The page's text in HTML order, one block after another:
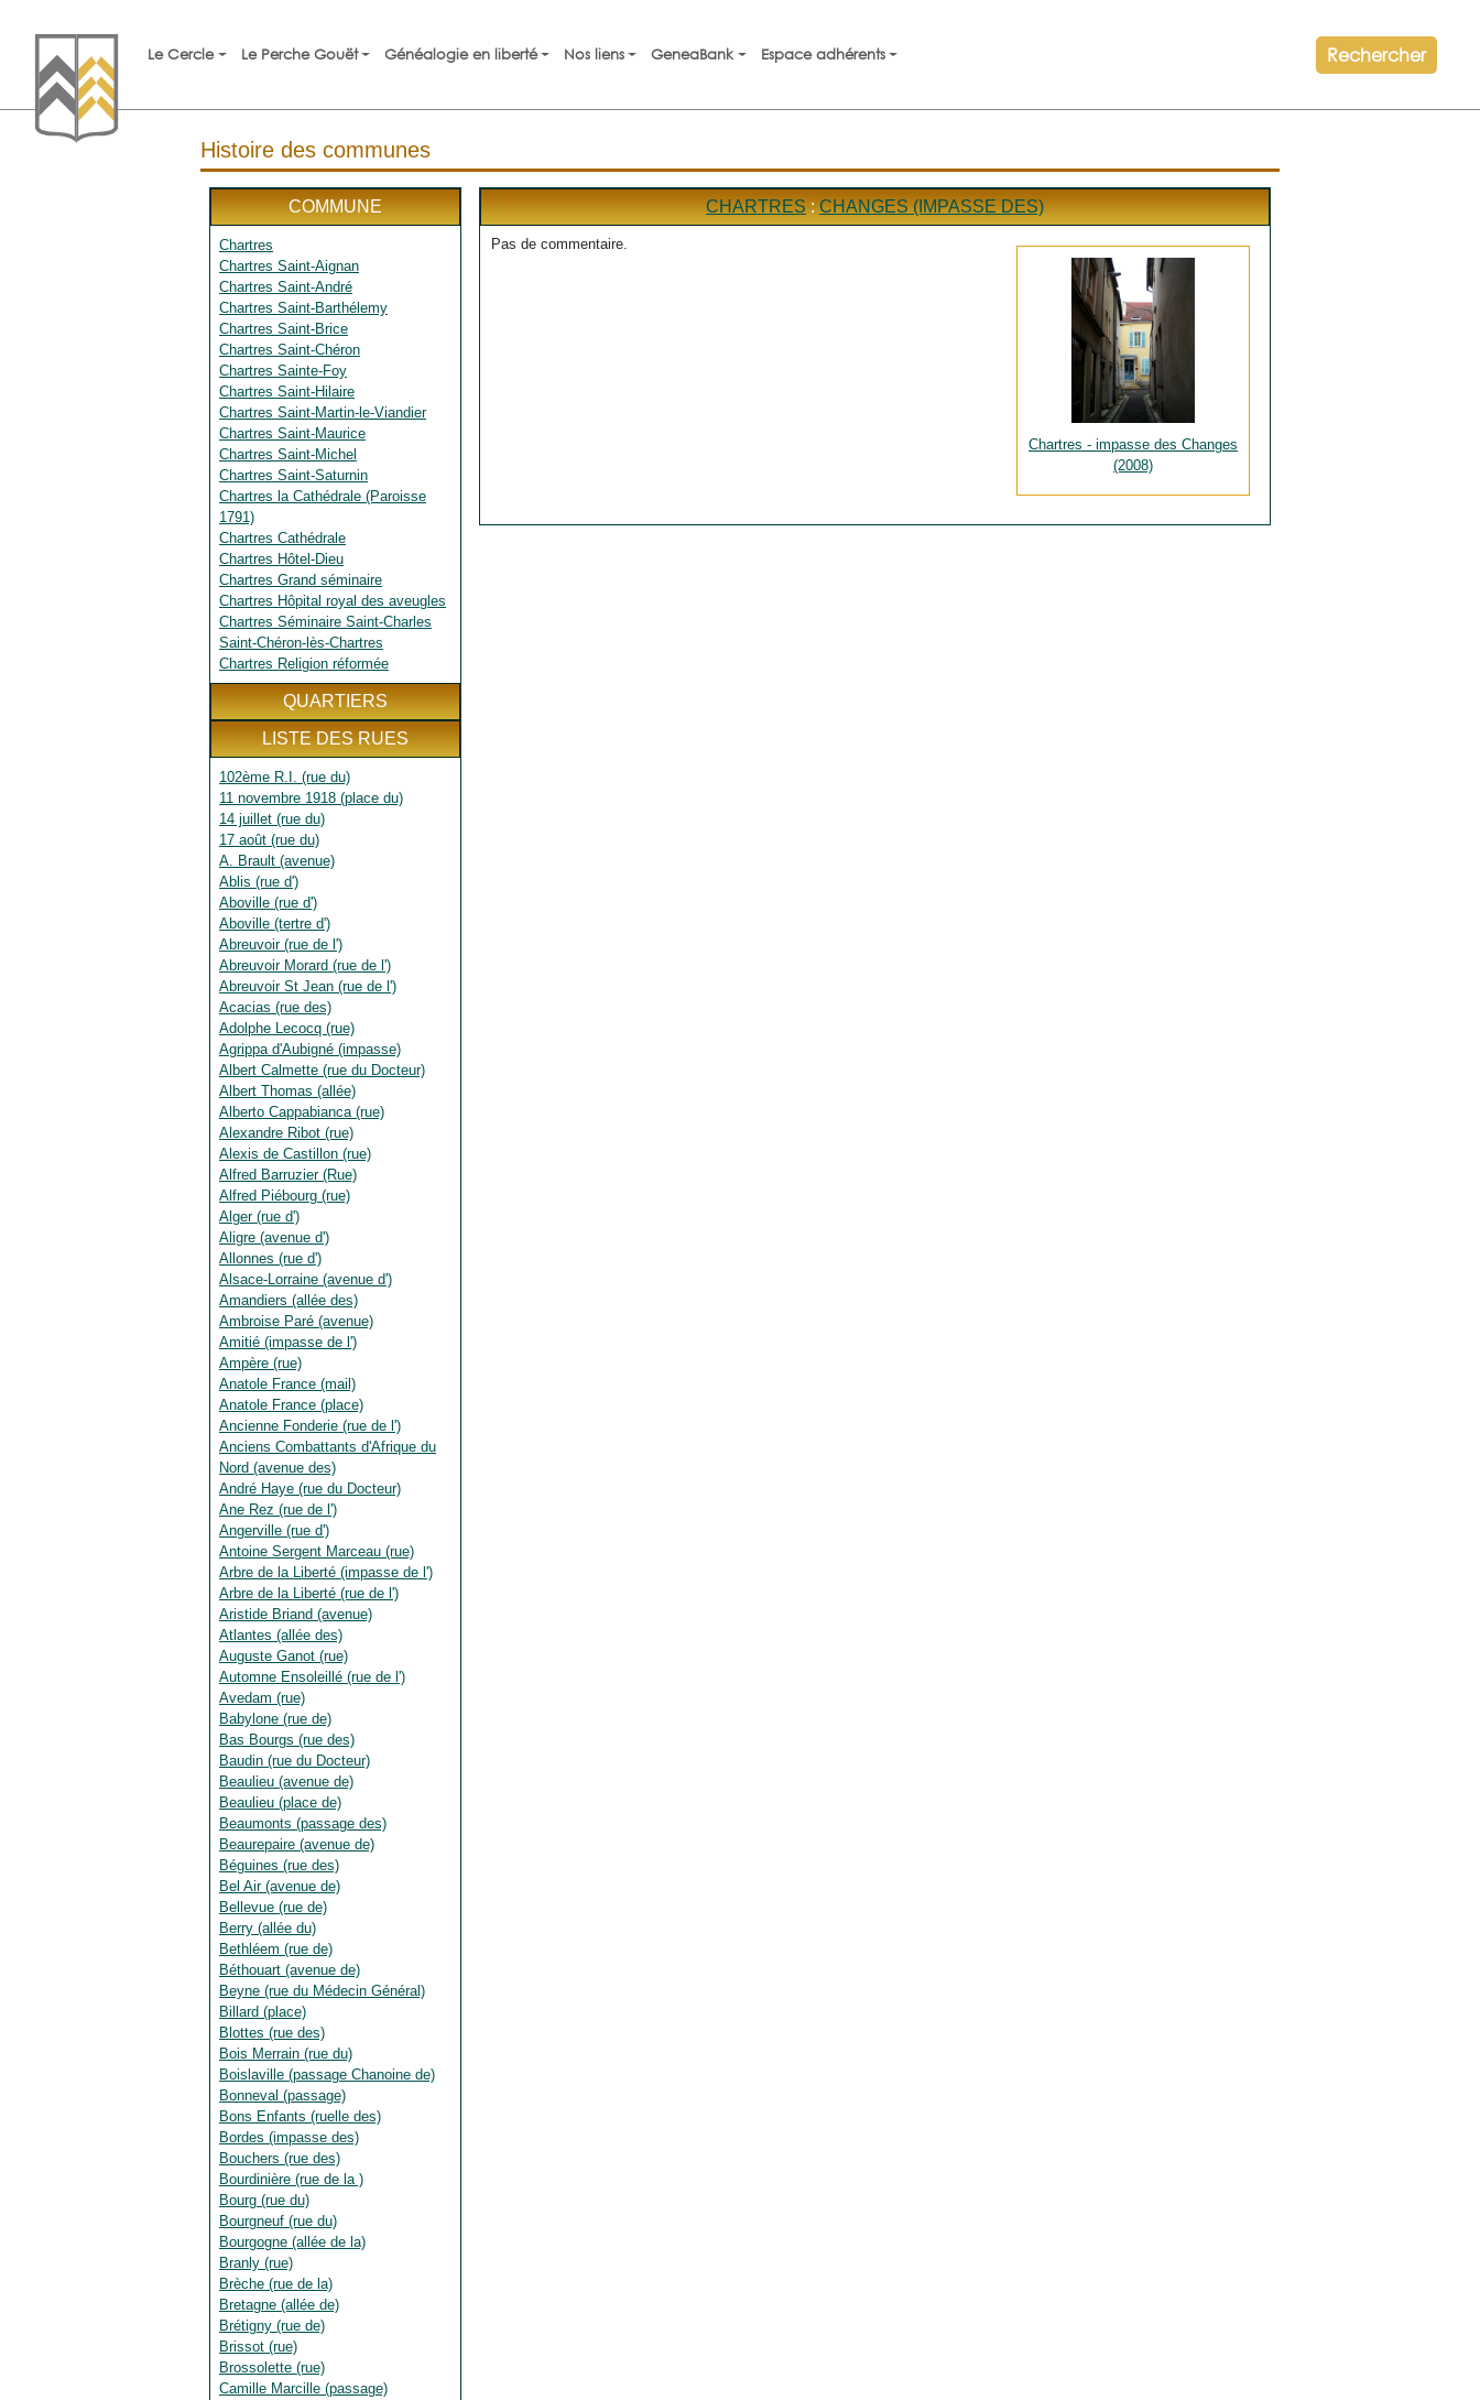
Le Cercle Le Perche Gouët Généalogie en liberté Nos liens GeneaBank Espace adhérents Rechercher
Histoire des communes
COMMUNE
Chartres
Chartres Saint-Aignan
Chartres Saint-André
Chartres Saint-Barthélemy
Chartres Saint-Brice
Chartres Saint-Chéron
Chartres Sainte-Foy
Chartres Saint-Hilaire
Chartres Saint-Martin-le-Viandier
Chartres Saint-Maurice
Chartres Saint-Michel
Chartres Saint-Saturnin
Chartres la Cathédrale (Paroisse
1791)
Chartres Cathédrale
Chartres Hôtel-Dieu
Chartres Grand séminaire
Chartres Hôpital royal des aveugles
Chartres Séminaire Saint-Charles
Saint-Chéron-lès-Chartres
Chartres Religion réformée
QUARTIERS
LISTE DES RUES
102ème R.I. (rue du)
11 novembre 1918 (place du)
14 juillet (rue du)
17 août (rue du)
A. Brault (avenue)
Ablis (rue d')
Aboville (rue d')
Aboville (tertre d')
Abreuvoir (rue de l')
Abreuvoir Morard (rue de l')
Abreuvoir St Jean (rue de l')
Acacias (rue des)
Adolphe Lecocq (rue)
Agrippa d'Aubigné (impasse)
Albert Calmette (rue du Docteur)
Albert Thomas (allée)
Alberto Cappabianca (rue)
Alexandre Ribot (rue)
Alexis de Castillon (rue)
Alfred Barruzier (Rue)
Alfred Piébourg (rue)
Alger (rue d')
Aligre (avenue d')
Allonnes (rue d')
Alsace-Lorraine (avenue d')
Amandiers (allée des)
Ambroise Paré (avenue)
Amitié (impasse de l')
Ampère (rue)
Anatole France (mail)
Anatole France (place)
Ancienne Fonderie (rue de l')
Anciens Combattants d'Afrique du
Nord (avenue des)
André Haye (rue du Docteur)
Ane Rez (rue de l')
Angerville (rue d')
Antoine Sergent Marceau (rue)
Arbre de la Liberté (impasse de l')
Arbre de la Liberté (rue de l')
Aristide Briand (avenue)
Atlantes (allée des)
Auguste Ganot (rue)
Automne Ensoleillé (rue de l')
Avedam (rue)
Babylone (rue de)
Bas Bourgs (rue des)
Baudin (rue du Docteur)
Beaulieu (avenue de)
Beaulieu (place de)
Beaumonts (passage des)
Beaurepaire (avenue de)
Béguines (rue des)
Bel Air (avenue de)
Bellevue (rue de)
Berry (allée du)
Bethléem (rue de)
Béthouart (avenue de)
Beyne (rue du Médecin Général)
Billard (place)
Blottes (rue des)
Bois Merrain (rue du)
Boislaville (passage Chanoine de)
Bonneval (passage)
Bons Enfants (ruelle des)
Bordes (impasse des)
Bouchers (rue des)
Bourdinière (rue de la )
Bourg (rue du)
Bourgneuf (rue du)
Bourgogne (allée de la)
Branly (rue)
Brèche (rue de la)
Bretagne (allée de)
Brétigny (rue de)
Brissot (rue)
Brossolette (rue)
Camille Marcille (passage)
CHARTRES:CHANGES (IMPASSE DES)
Chartres - impasse des Changes
(2008)
Pas de commentaire.